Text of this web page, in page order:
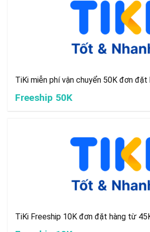
TiKi miễn phí vận chuyển 50K đơn
Freeship 50K
TiKi Freeship 10K đơn đặt hàng từ